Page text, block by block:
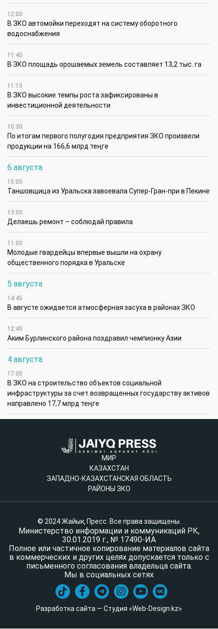
12:00
В ЗКО автомойки переходят на систему оборотного
водоснабжения
11:45
В ЗКО площадь орошаемых земель составляет 13,2 тыс. га
11:15
В ЗКО высокие темпы роста зафиксированы в
инвестиционной деятельности
10:30
По итогам первого полугодия предприятия ЗКО произвели
продукции на 166,6 млрд теңге
6 августа
15:00
Таншовщица из Уральска завоевала Супер-Гран-при в Пекине
13:00
Делаешь ремонт – соблюдай правила
11:00
Молодые гвардейцы впервые вышли на охрану
общественного порядка в Уральске
5 августа
14:45
В августе ожидается атмосферная засуха в районах ЗКО
12:45
Аким Бурлинского района поздравил чемпионку Азии
4 августа
17:00
В ЗКО на строительство объектов социальной
инфраструктуры за счет возвращенных государству активов
направлено 17,7 млрд теңге
МИР
КАЗАХСТАН
ЗАПАДНО-КАЗАХСТАНСКАЯ ОБЛАСТЬ
РАЙОНЫ ЗКО
© 2024 Жайық Пресс. Все права защищены.
Министерство информации и коммуникаций РК,
30.01.2019 г., № 17490-ИА
Полное или частичное копирование материалов сайта
в коммерческих и других целях допускается только с
письменного согласования владельца сайта.
Мы в социальных сетях
Разработка сайта — Студия «Web-Design.kz»